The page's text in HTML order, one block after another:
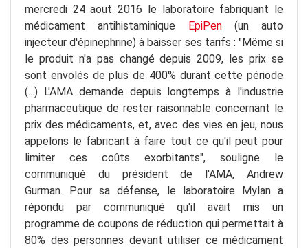
mercredi 24 aout 2016 le laboratoire fabriquant le
médicament antihistaminique EpiPen(un auto
injecteur d'épinephrine) à baisser ses tarifs : "Même si
le produit n'a pas changé depuis 2009, les prix se
sont envolés de plus de 400% durant cette période
(...) L'AMA demande depuis longtemps à l'industrie
pharmaceutique de rester raisonnable concernant le
prix des médicaments, et, avec des vies en jeu, nous
appelons le fabricant à faire tout ce qu'il peut pour
limiter ces coûts exorbitants", souligne le
communiqué du président de l'AMA, Andrew
Gurman. Pour sa défense, le laboratoire Mylan a
répondu par communiqué qu'il avait mis un
programme de coupons de réduction qui permettait à
80% des personnes devant utiliser ce médicament